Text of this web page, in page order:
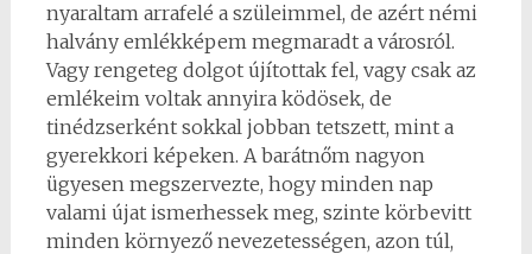
nyaraltam arrafelé a szüleimmel, de azért némi
halvány emlékképem megmaradt a városról.
Vagy rengeteg dolgot újítottak fel, vagy csak az
emlékeim voltak annyira ködösek, de
tinédzserként sokkal jobban tetszett, mint a
gyerekkori képeken. A barátnőm nagyon
ügyesen megszervezte, hogy minden nap
valami újat ismerhessek meg, szinte körbevitt
minden környező nevezetességen, azon túl,